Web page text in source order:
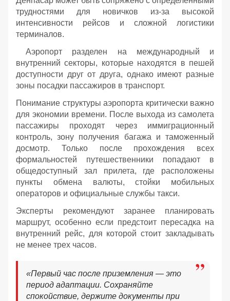
трудностями для новичков из-за высокой
интенсивности рейсов и сложной логистики
терминалов.
Аэропорт разделен на международный и
внутренний секторы, которые находятся в пешей
доступности друг от друга, однако имеют разные
зоны посадки пассажиров в транспорт.
Понимание структуры аэропорта критически важно
для экономии времени. После выхода из самолета
пассажиры проходят через иммиграционный
контроль, зону получения багажа и таможенный
досмотр. Только после прохождения всех
формальностей путешественники попадают в
общедоступный зал прилета, где расположены
пункты обмена валюты, стойки мобильных
операторов и официальные службы такси.
Эксперты рекомендуют заранее планировать
маршрут, особенно если предстоит пересадка на
внутренний рейс, для которой стоит закладывать
не менее трех часов.
«Первый час после приземления — это
период адаптации. Сохраняйте
спокойствие, держите документы при